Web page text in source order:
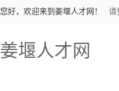
您好，欢迎来到姜堰人才网！ 请
姜堰人才网